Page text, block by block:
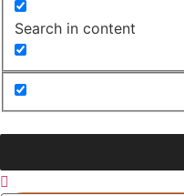
Search in content